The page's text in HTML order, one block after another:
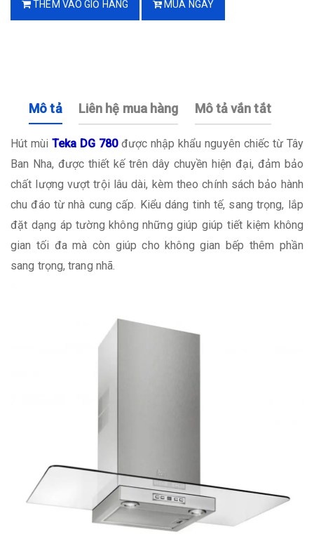
THÊM VÀO GIỎ HÀNG MUA NGAY
Mô tả Liên hệ mua hàng Mô tả vắn tắt
Hút mùi Teka DG 780được nhập khẩu nguyên chiếc từ Tây
Ban Nha, được thiết kế trên dây chuyền hiện đại, đảm bảo
chất lượng vượt trội lâu dài, kèm theo chính sách bảo hành
chu đáo từ nhà cung cấp. Kiểu dáng tinh tế, sang trọng, lắp
đặt dạng áp tường không những giúp giúp tiết kiệm không
gian tối đa mà còn giúp cho không gian bếp thêm phần
sang trọng, trang nhã.